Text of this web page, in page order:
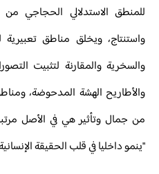
للمنطق الاستدلالي الحجاجي
واستنتاج، ويخلق مناطق
والسخرية والمقارنة لتثبيت
والأطاريح الهشة المدحوضة،
من جمال وتأثير هي في الأصل
"ينمو داخليا في قلب الحقيقة